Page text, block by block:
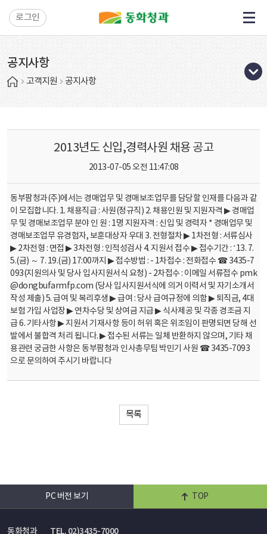
로그인
공지사항
고객지원 공지사항
2013년도 신입,경력사원 채용 공고
2013-07-05 오전 11:47:08
동부팜청과(주)에서는 경매업무 및 경매보조업무를 담당할 인재를 다음과 같
이 모집합니다. 1. 채용직급 : 사원(정규직) 2. 채용인원 및 지원자격 ▶ 경매업
무 및 경매보조업무 분야 인 원 : 1명 지원자격 : 신입 및 경력자 * 경매업무 및
경매보조업무 유경험자, 보훈대상자 우대 3. 전형절차 ▶ 1차전형 : 서류심사
▶ 2차전형 : 면접 ▶ 3차전형 : 인적성검사 4. 지원서 접수 ▶ 접수기간 : ‘13. 7.
5.(금) ～ 7. 19.(금) 17:00까지 ▶ 접수방법 : - 1차접수 : 전화접수 ☎ 3435-7
093(지원의사 및 당사 입사지원서식 요청) - 2차접수 : 이메일 서류접수 pmk
@dongbufarmfp.com (당사 입사지원서식에 의거 이력서 및 자기소개서
작성 제출) 5. 급여 및 복리후생 ▶ 급여 : 당사 급여규정에 의함 ▶ 퇴직금, 4대
보험 가입 사업장 ▶ 연차수당 및 상여금 지급 ▶ 식사제공 및 각종 경조금 지
급 6. 기타사항 ▶ 지원서 기재사항 등이 허위 혹은 위조임이 판명되면 당해 선
발에서 불합격 처리 됩니다. ▶ 접수된 서류는 일체 반환하지 않으며, 기타 채
용관련 궁금한 사항은 동부팜청과 인사총무팀 박민기 사원 ☎ 3435-7093
으로 문의하여 주시기 바랍니다
목록
PC 버전 보기 TOP
동화청과 TEL. 02)3435-7000